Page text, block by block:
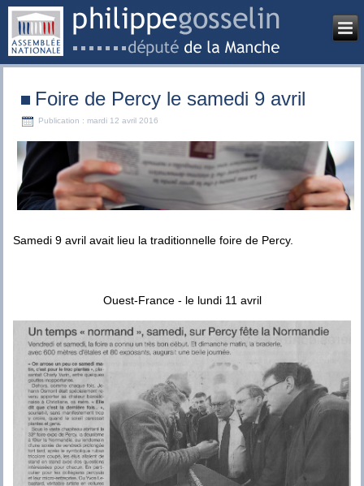
Foire de Percy le samedi 9 avril
Publication : mardi 12 avril 2016
Samedi 9 avril avait lieu la traditionnelle foire de Percy.
Ouest-France - le lundi 11 avril